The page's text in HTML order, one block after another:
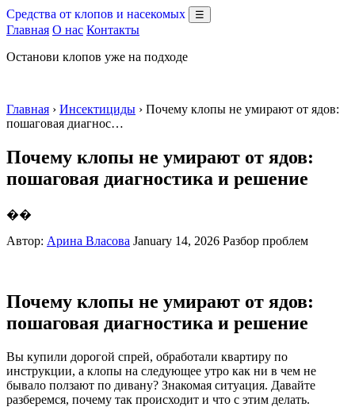
Средства от клопов и насекомых ☰
Главная О нас Контакты
Останови клопов уже на подходе
Главная › Инсектициды › Почему клопы не умирают от ядов:
пошаговая диагнос…
Почему клопы не умирают от ядов:
пошаговая диагностика и решение
��
Автор: Арина Власова January 14, 2026 Разбор проблем
Почему клопы не умирают от ядов:
пошаговая диагностика и решение
Вы купили дорогой спрей, обработали квартиру по
инструкции, а клопы на следующее утро как ни в чем не
бывало ползают по дивану? Знакомая ситуация. Давайте
разберемся, почему так происходит и что с этим делать.